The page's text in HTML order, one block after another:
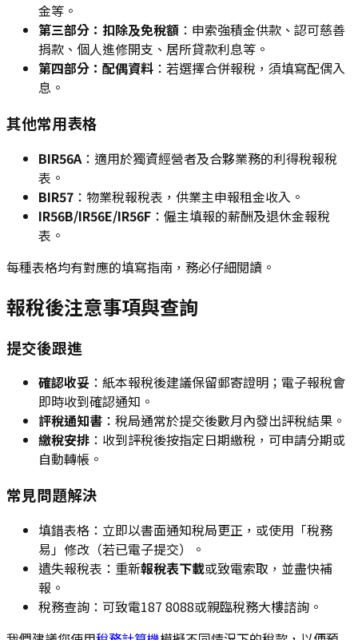
金等。
第三部分：扣除及免稅額 ：申索強積金供款、認可慈善
捐款、個人進修開支、居所貸款利息等。
第四部分：配偶資料 ：若選擇合併報稅，須填寫配偶入
息。
其他常用表格
BIR56A ：適用於獨資經營者及合夥業務的利得稅報稅
表。
BIR57 ：物業稅報稅表，供業主申報租金收入。
IR56B/IR56E/IR56F ：僱主填報的薪酬及退休金報稅
表。
每種表格均有對應的填寫指南，務必仔細閱讀。
報稅後注意事項與查詢
提交後跟進
確認收妥 ：紙本報稅後建議保留郵寄證明；電子報稅會
即時收到確認通知。
評稅通知書 ：稅局通常於提交後數月內發出評稅結果。
繳稅安排 ：收到評稅後按指定日期繳稅，可申請分期或
自動轉帳。
常見問題解決
填錯表格：立即以書面通知稅局更正，或使用「稅務
易」修改（若已電子提交）。
遺失報稅表：重新報稅表下載或致電索取，並盡快補
報。
稅務查詢：可致電187 8088或親臨稅務大樓諮詢。